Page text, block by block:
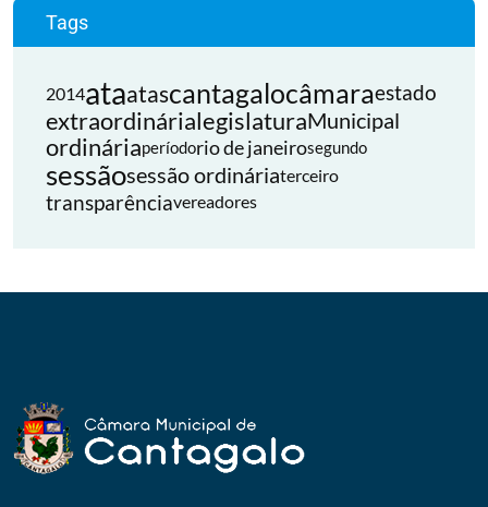
Tags
2014ataatascantagalocâmaraestado
extraordinárialegislaturaMunicipal
ordináriaperíodorio de janeirosegundo
sessãosessão ordináriaterceiro
transparênciavereadores